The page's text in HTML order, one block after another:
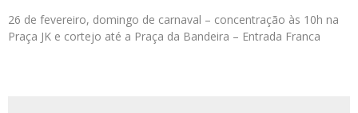
26 de fevereiro, domingo de carnaval – concentração às 10h na
Praça JK e cortejo até a Praça da Bandeira – Entrada Franca